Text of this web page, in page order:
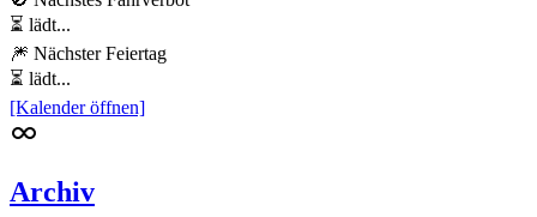
⏳ lädt...
🎆 Nächster Feiertag
⏳ lädt...
[Kalender öffnen]
Archiv